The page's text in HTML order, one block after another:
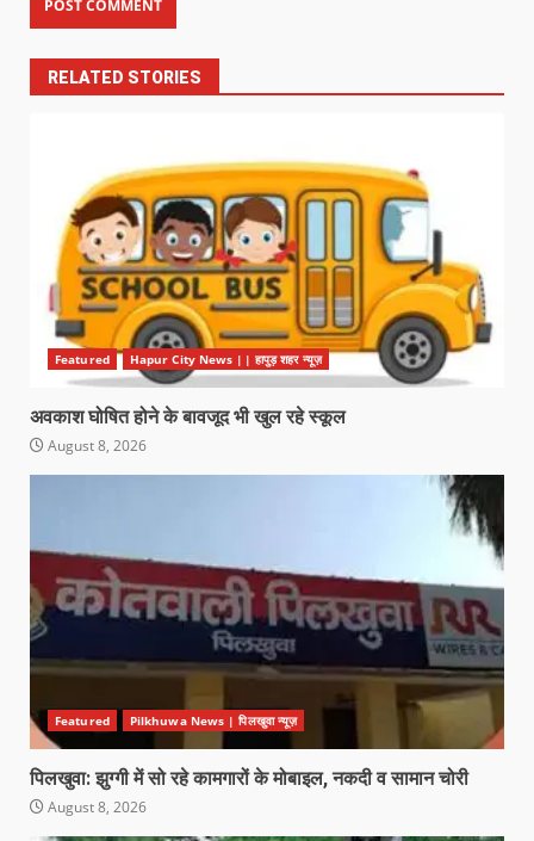
RELATED STORIES
Featured Hapur City News || हापुड़ शहर न्यूज़
अवकाश घोषित होने के बावजूद भी खुल रहे स्कूल
August 8, 2026
Featured Pilkhuwa News | पिलखुवा न्यूज़
पिलखुवा: झुग्गी में सो रहे कामगारों के मोबाइल, नकदी व सामान चोरी
August 8, 2026